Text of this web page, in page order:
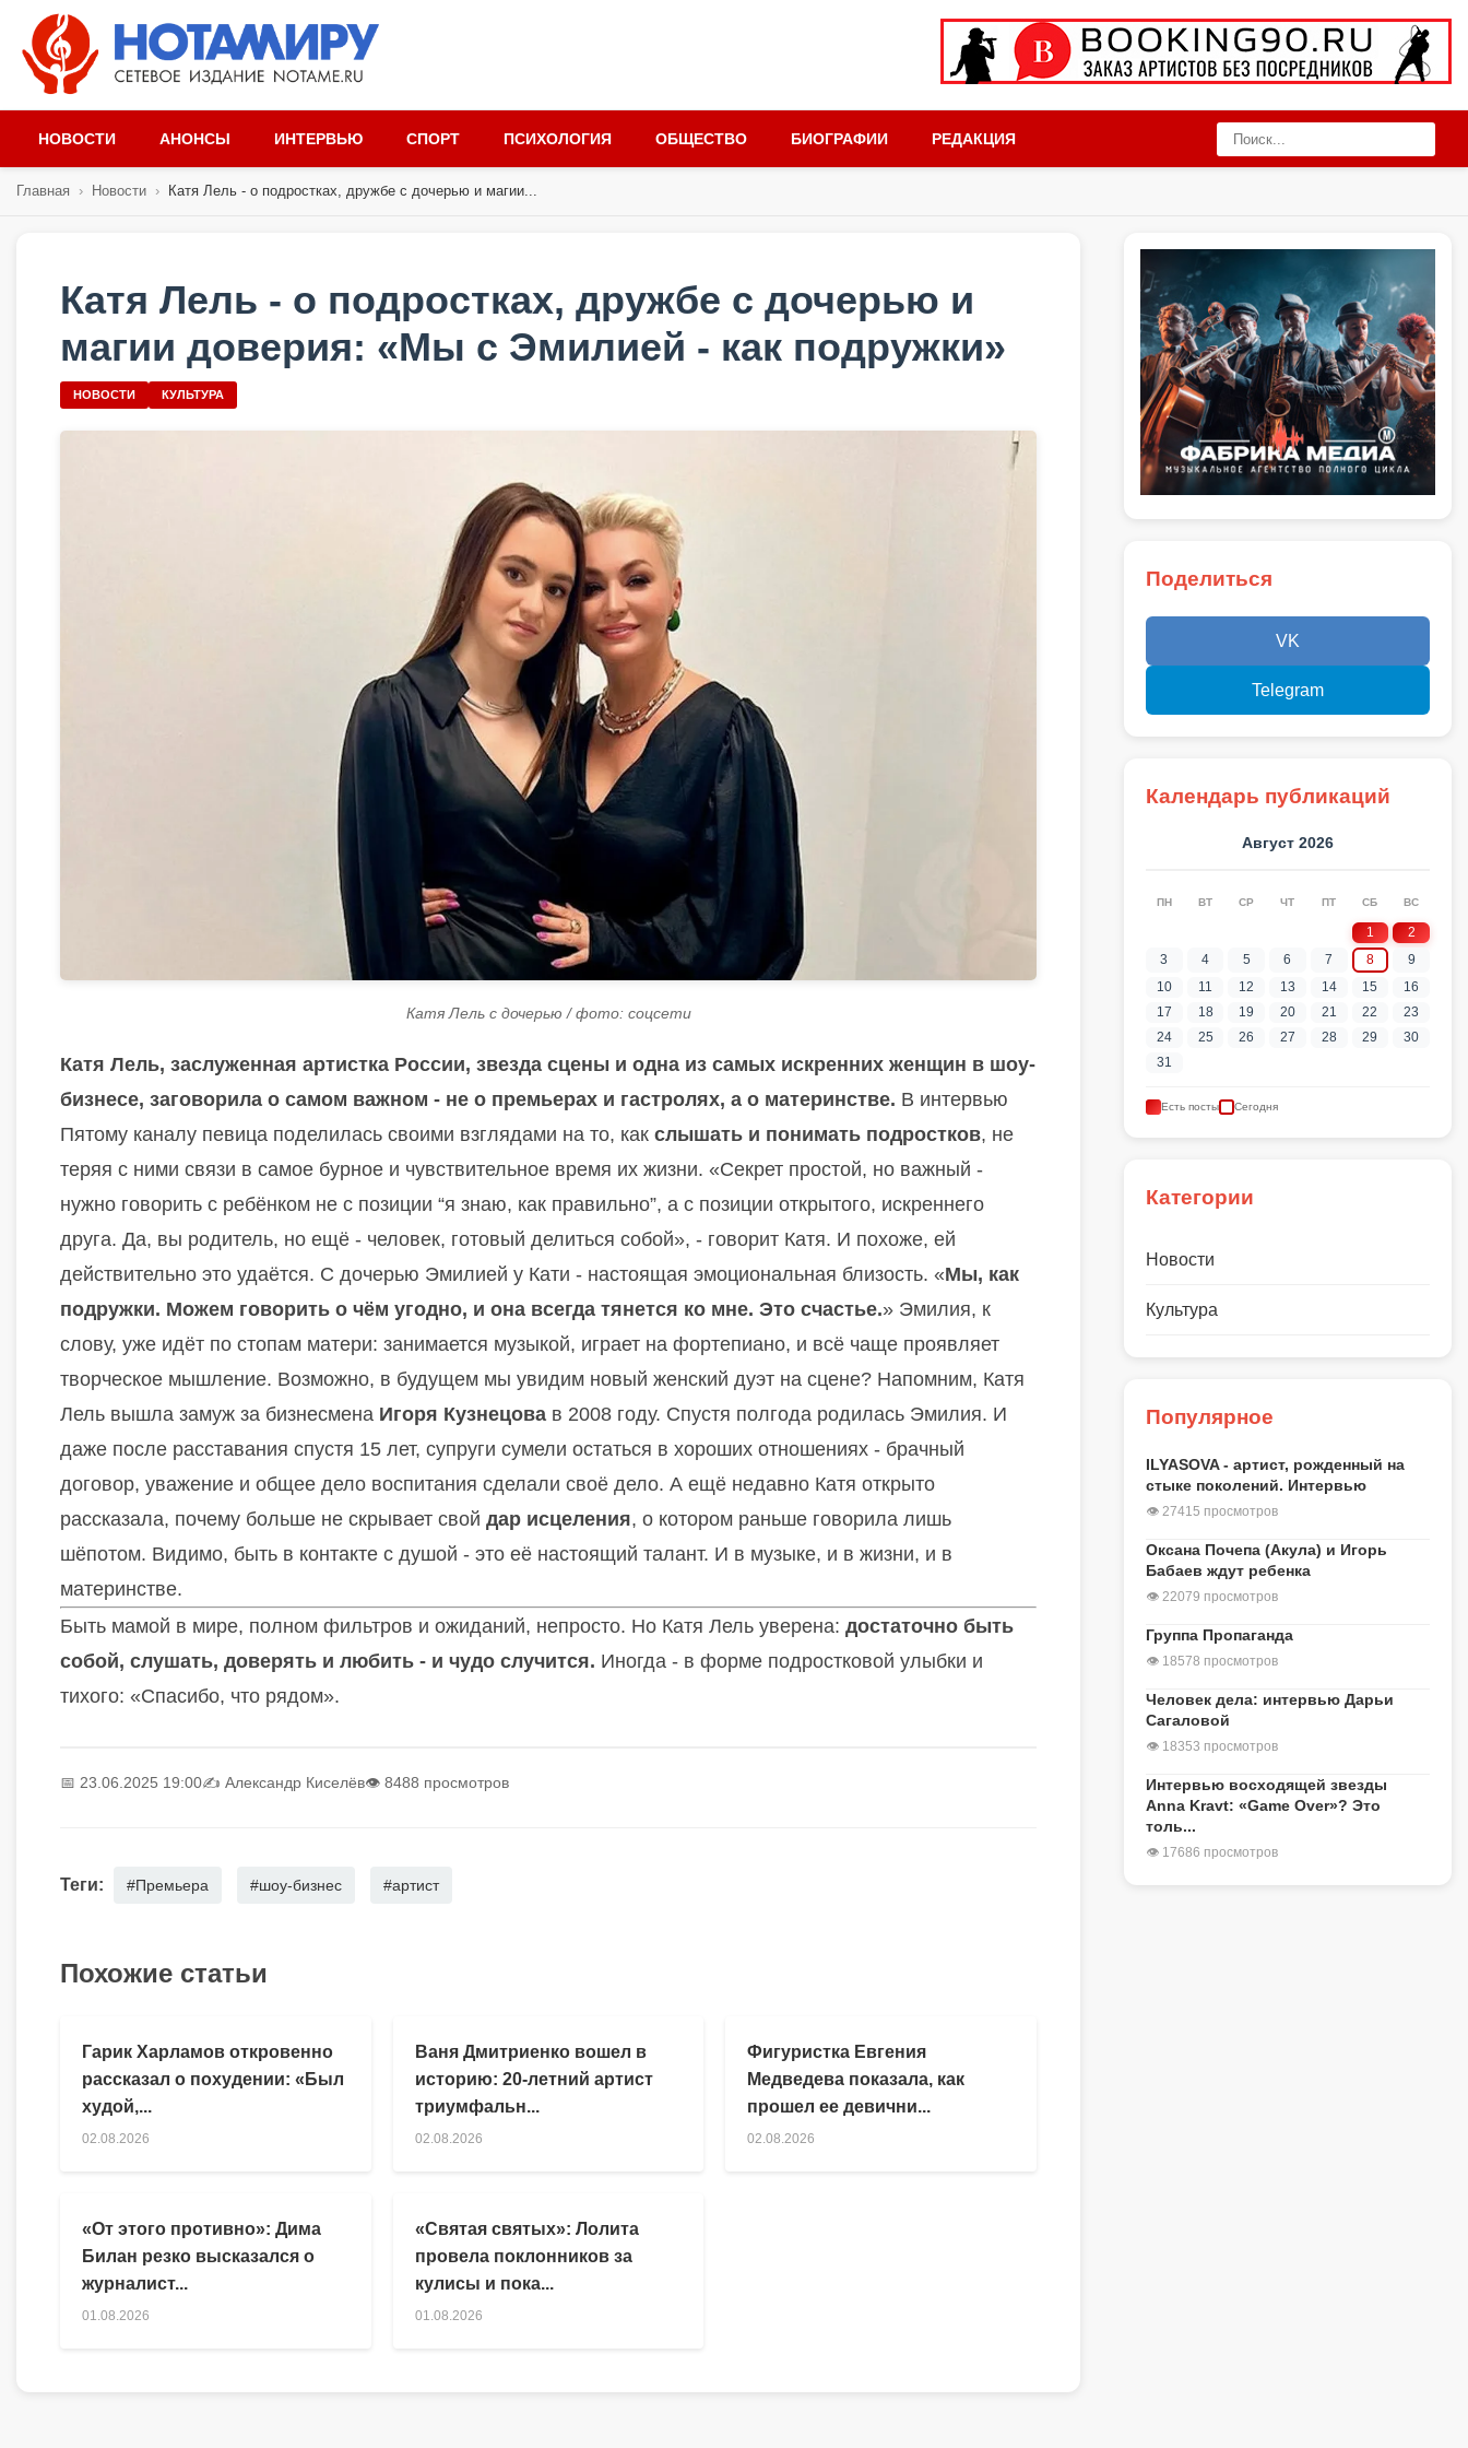
НОВОСТИ АНОНСЫ ИНТЕРВЬЮ СПОРТ ПСИХОЛОГИЯ ОБЩЕСТВО БИОГРАФИИ РЕДАКЦИЯ
Главная › Новости › Катя Лель - о подростках, дружбе с дочерью и магии...
Катя Лель - о подростках, дружбе с дочерью и
магии доверия: «Мы с Эмилией - как подружки»
НОВОСТИ КУЛЬТУРА
Катя Лель с дочерью / фото: соцсети
Катя Лель, заслуженная артистка России, звезда сцены и одна из самых искренних женщин в шоу-
бизнесе, заговорила о самом важном - не о премьерах и гастролях, а о материнстве. В интервью
Пятому каналу певица поделилась своими взглядами на то, как слышать и понимать подростков, не
теряя с ними связи в самое бурное и чувствительное время их жизни. «Секрет простой, но важный -
нужно говорить с ребёнком не с позиции “я знаю, как правильно”, а с позиции открытого, искреннего
друга. Да, вы родитель, но ещё - человек, готовый делиться собой», - говорит Катя. И похоже, ей
действительно это удаётся. С дочерью Эмилией у Кати - настоящая эмоциональная близость. «Мы, как
подружки. Можем говорить о чём угодно, и она всегда тянется ко мне. Это счастье.» Эмилия, к
слову, уже идёт по стопам матери: занимается музыкой, играет на фортепиано, и всё чаще проявляет
творческое мышление. Возможно, в будущем мы увидим новый женский дуэт на сцене? Напомним, Катя
Лель вышла замуж за бизнесмена Игоря Кузнецова в 2008 году. Спустя полгода родилась Эмилия. И
даже после расставания спустя 15 лет, супруги сумели остаться в хороших отношениях - брачный
договор, уважение и общее дело воспитания сделали своё дело. А ещё недавно Катя открыто
рассказала, почему больше не скрывает свой дар исцеления, о котором раньше говорила лишь
шёпотом. Видимо, быть в контакте с душой - это её настоящий талант. И в музыке, и в жизни, и в
материнстве.
Быть мамой в мире, полном фильтров и ожиданий, непросто. Но Катя Лель уверена: достаточно быть
собой, слушать, доверять и любить - и чудо случится. Иногда - в форме подростковой улыбки и
тихого: «Спасибо, что рядом».
📅 23.06.2025 19:00✍️ Александр Киселёв👁 8488 просмотров
Теги: #Премьера #шоу-бизнес #артист
Похожие статьи
Гарик Харламов откровенно
рассказал о похудении: «Был
худой,...
02.08.2026
Ваня Дмитриенко вошел в
историю: 20-летний артист
триумфальн...
02.08.2026
Фигуристка Евгения
Медведева показала, как
прошел ее девични...
02.08.2026
«От этого противно»: Дима
Билан резко высказался о
журналист...
01.08.2026
«Святая святых»: Лолита
провела поклонников за
кулисы и пока...
01.08.2026
Поделиться
VK
Telegram
Календарь публикаций
Август 2026
ПН ВТ СР ЧТ ПТ СБ ВС
1
2
3
4 5 6 7 8
9
10
11 12 13 14 15
16
17
18 19 20 21 22
23
24
25 26 27 28 29
30
31
Есть посты Сегодня
Категории
Новости
Культура
Популярное
ILYASOVA - артист, рожденный на
стыке поколений. Интервью
👁 27415 просмотров
Оксана Почепа (Акула) и Игорь
Бабаев ждут ребенка
👁 22079 просмотров
Группа Пропаганда
👁 18578 просмотров
Человек дела: интервью Дарьи
Сагаловой
👁 18353 просмотров
Интервью восходящей звезды
Anna Kravt: «Game Over»? Это
толь...
👁 17686 просмотров